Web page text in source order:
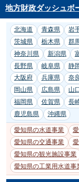
地方財政ダッシュボ
北海道 青森県 岩
茨城県
栃木県 群
神奈川県
新潟県
長野県
岐阜県 静
大阪府
兵庫県 奈
岡山県
広島県 山
福岡県
佐賀県 長
鹿児島県
沖縄県
愛知県の水道事業
愛知県の交通事業
愛知県の観光施設事業
愛知県の工業用水道事